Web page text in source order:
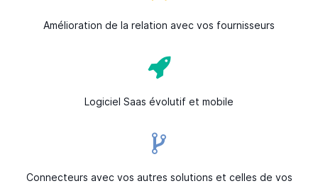
Amélioration de la relation avec vos fournisseurs
Logiciel Saas évolutif et mobile
Connecteurs avec vos autres solutions et celles de vos